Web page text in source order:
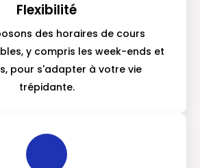
Flexibilité
des horaires de cours
y compris les week-ends et
pour s'adapter à votre vie
trépidante.